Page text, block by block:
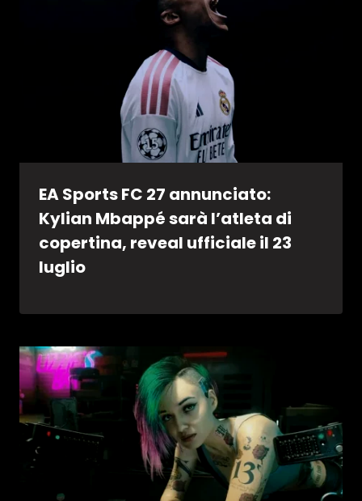
EA Sports FC 27 annunciato:
Kylian Mbappé sarà l’atleta di
copertina, reveal ufficiale il 23
luglio